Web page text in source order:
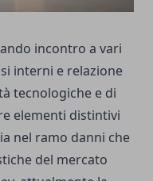
incontro a vari
interni e relazione
tecnologiche e di
elementi distintivi
nel ramo danni che
del mercato